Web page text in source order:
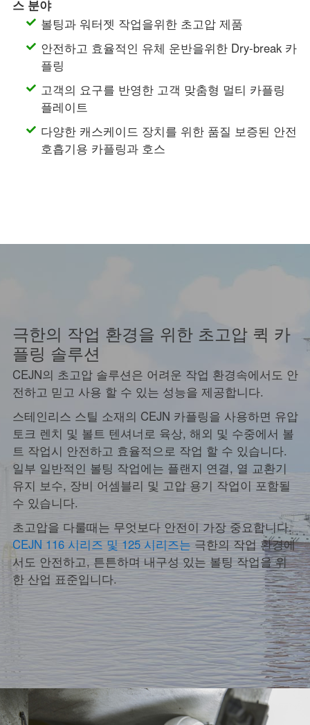
스 분야
볼팅과 워터젯 작업을위한 초고압 제품
안전하고 효율적인 유체 운반을위한 Dry-break 카
플링
고객의 요구를 반영한 고객 맞춤형 멀티 카플링
플레이트
다양한 캐스케이드 장치를 위한 품질 보증된 안전
호흡기용 카플링과 호스
극한의 작업 환경을 위한 초고압 퀵 카
플링 솔루션
CEJN의 초고압 솔루션은 어려운 작업 환경속에서도 안
전하고 믿고 사용 할 수 있는 성능을 제공합니다.
스테인리스 스틸 소재의 CEJN 카플링을 사용하면 유압
토크 렌치 및 볼트 텐셔너로 육상, 해외 및 수중에서 볼
트 작업시 안전하고 효율적으로 작업 할 수 있습니다.
일부 일반적인 볼팅 작업에는 플랜지 연결, 열 교환기
유지 보수, 장비 어셈블리 및 고압 용기 작업이 포함될
수 있습니다.
초고압을 다룰때는 무엇보다 안전이 가장 중요합니다.
CEJN 116 시리즈 및 125 시리즈는 극한의 작업 환경에
서도 안전하고, 튼튼하며 내구성 있는 볼팅 작업을 위
한 산업 표준입니다.